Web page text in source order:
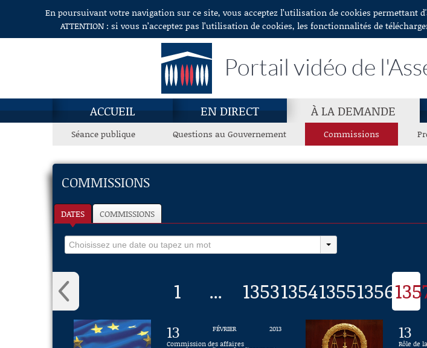
Aller au contenuEn poursuivant votre navigation sur ce site, vous acceptez l’utilisation de cookies
ATTENTION : si vous n’acceptez pas l’utilisation de cookies, les fonctionnalités de
Portail vidéo de
ACCUEIL EN DIRECT À LA DEMANDE
Séance publique Questions au Gouvernement Commissions
COMMISSIONS
DATES COMMISSIONS
1 ... 1353135413551356
13 FÉVRIER
2013
Commission des affaires
13
Rôle de